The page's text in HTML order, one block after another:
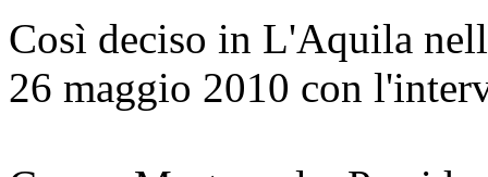
Così deciso in L'Aquila
26 maggio 2010 con